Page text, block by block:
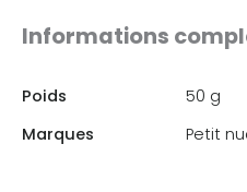
Informations
Poids
50 g
Marques
Petit